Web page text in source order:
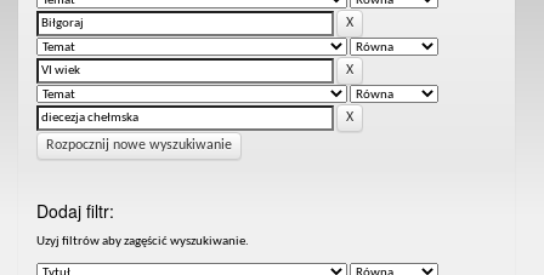
Rozpocznij nowe wyszukiwanie
Dodaj filtr:
Uzyj filtrów aby zagęścić wyszukiwanie.